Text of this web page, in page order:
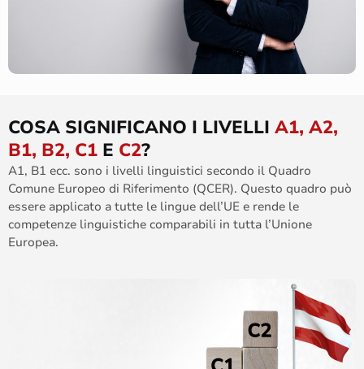
COSA SIGNIFICANO I LIVELLI A1, A2,
B1, B2, C1 E C2?
A1, B1 ecc. sono i livelli linguistici secondo il Quadro
Comune Europeo di Riferimento (QCER). Questo quadro può
essere applicato a tutte le lingue dell’UE e rende le
competenze linguistiche comparabili in tutta l’Unione
Europea.